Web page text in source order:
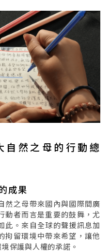
自然之母的行動總
成果
然之母帶來國內與國際間廣
動者而言是重要的鼓舞，尤
此。來自全球的聲援訊息加
拘留環境中帶來希望，讓他
保護與人權的承諾。